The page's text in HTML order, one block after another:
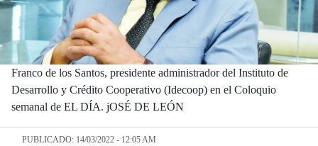
Franco de los Santos, presidente administrador del Instituto de
Desarrollo y Crédito Cooperativo (Idecoop) en el Coloquio
semanal de EL DÍA. jOSÉ DE LEÓN
PUBLICADO: 14/03/2022 - 12:05 AM